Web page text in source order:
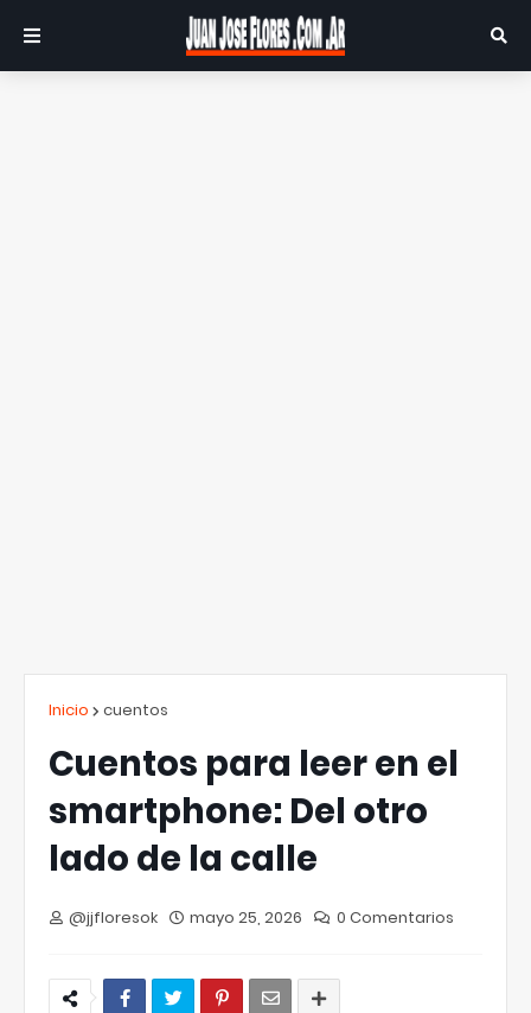
Inicio cuentos
Cuentos para leer en el
smartphone: Del otro
lado de la calle
@jjfloresok mayo 25, 2026 0 Comentarios